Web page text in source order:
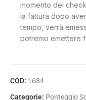
momento del
la fattura dopo
tempo, verrà
potremo emettere
COD: 1684
Categorie: Ponteggio